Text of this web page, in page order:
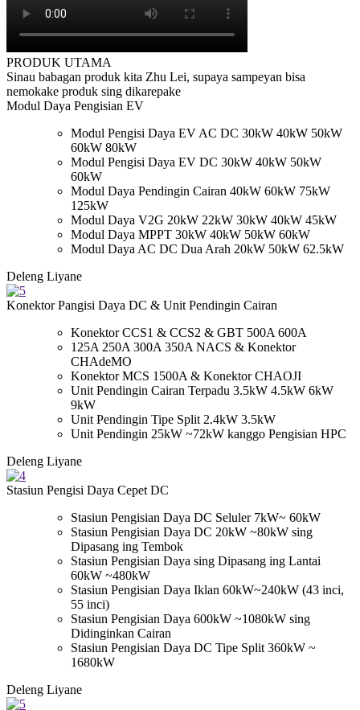
PRODUK UTAMA
Sinau babagan produk kita Zhu Lei, supaya sampeyan bisa
nemokake produk sing dikarepake
Modul Daya Pengisian EV
Modul Pengisi Daya EV AC DC 30kW 40kW 50kW
60kW 80kW
Modul Pengisi Daya EV DC 30kW 40kW 50kW
60kW
Modul Daya Pendingin Cairan 40kW 60kW 75kW
125kW
Modul Daya V2G 20kW 22kW 30kW 40kW 45kW
Modul Daya MPPT 30kW 40kW 50kW 60kW
Modul Daya AC DC Dua Arah 20kW 50kW 62.5kW
Deleng Liyane
Konektor Pangisi Daya DC & Unit Pendingin Cairan
Konektor CCS1 & CCS2 & GBT 500A 600A
125A 250A 300A 350A NACS & Konektor
CHAdeMO
Konektor MCS 1500A & Konektor CHAOJI
Unit Pendingin Cairan Terpadu 3.5kW 4.5kW 6kW
9kW
Unit Pendingin Tipe Split 2.4kW 3.5kW
Unit Pendingin 25kW ~72kW kanggo Pengisian HPC
Deleng Liyane
Stasiun Pengisi Daya Cepet DC
Stasiun Pengisian Daya DC Seluler 7kW~ 60kW
Stasiun Pengisian Daya DC 20kW ~80kW sing
Dipasang ing Tembok
Stasiun Pengisian Daya sing Dipasang ing Lantai
60kW ~480kW
Stasiun Pengisian Daya Iklan 60kW~240kW (43 inci,
55 inci)
Stasiun Pengisian Daya 600kW ~1080kW sing
Didinginkan Cairan
Stasiun Pengisian Daya DC Tipe Split 360kW ~
1680kW
Deleng Liyane